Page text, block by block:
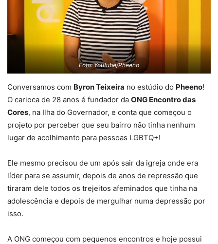
Foto: Youtube/Pheeno
Conversamos com Byron Teixeira no estúdio do Pheeno!
O carioca de 28 anos é fundador da ONG Encontro das
Cores, na Ilha do Governador, e conta que começou o
projeto por perceber que seu bairro não tinha nenhum
lugar de acolhimento para pessoas LGBTQ+!
Ele mesmo precisou de um após sair da igreja onde era
líder para se assumir, depois de anos de repressão que
tiraram dele todos os trejeitos afeminados que tinha na
adolescência e depois de mergulhar numa depressão por
isso.
A ONG começou com pequenos encontros e hoje possui